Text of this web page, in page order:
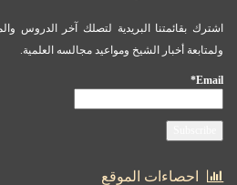
اشترك بقائمتنا البريدية لتصلك آخر الدروس
ولمتابعة أخبار الشيخ ومواعيد مجالسه العلمية.
Email*
احصاءات الموقع